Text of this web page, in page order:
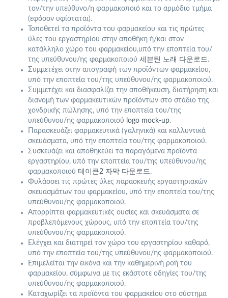
τον/την υπεύθυνο/η φαρμακοποιό και το αρμόδιο τμήμα
(εφόσον υφίσταται).
Τοποθετεί τα προϊόντα του φαρμακείου και τις πρώτες
ύλες του εργαστηρίου στην αποθήκη ή/και στον
κατάλληλο χώρο του φαρμακείου,υπό την εποπτεία του/
της υπεύθυνου/ης φαρμακοποιού 세븐틴 노래 다운로드.
Συμμετέχει στην απογραφή των προϊόντων φαρμακείου,
υπό την εποπτεία του/της υπεύθυνου/ης φαρμακοποιού.
Συμμετέχει και διασφαλίζει την αποθήκευση, διατήρηση και
διανομή των φαρμακευτικών προϊόντων στο στάδιο της
χονδρικής πώλησης, υπό την εποπτεία του/της
υπεύθυνου/ης φαρμακοποιού logo mock-up.
Παρασκευάζει φαρμακευτικά (γαληνικά) και καλλυντικά
σκευάσματα, υπό την εποπτεία του/της φαρμακοποιού.
Συσκευάζει και αποθηκεύει τα παραγόμενα προϊόντα
εργαστηρίου, υπό την εποπτεία του/της υπεύθυνου/ης
φαρμακοποιού 테이큰2 자막 다운로드.
Φυλάσσει τις πρώτες ύλες παρασκευής εργαστηριακών
σκευασμάτων του φαρμακείου, υπό την εποπτεία του/της
υπεύθυνου/ης φαρμακοποιού.
Απορρίπτει φαρμακευτικές ουσίες και σκευάσματα σε
προβλεπόμενους χώρους, υπό την εποπτεία του/της
υπεύθυνου/ης φαρμακοποιού.
Ελέγχει και διατηρεί τον χώρο του εργαστηρίου καθαρό,
υπό την εποπτεία του/της υπεύθυνου/ης φαρμακοποιού.
Επιμελείται την εικόνα και την καθημερινή ροή του
φαρμακείου, σύμφωνα με τις εκάστοτε οδηγίες του/της
υπεύθυνου/ης φαρμακοποιού.
Καταχωρίζει τα προϊόντα του φαρμακείου στο σύστημα